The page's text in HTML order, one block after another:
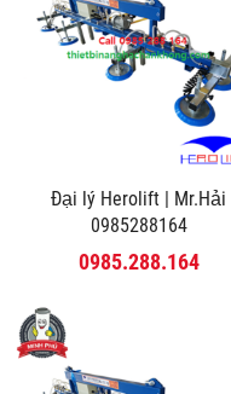
Đại lý Herolift | Mr.Hải
0985288164
0985.288.164